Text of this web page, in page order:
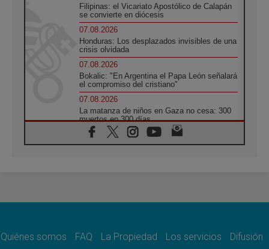
Filipinas: el Vicariato Apostólico de Calapán
se convierte en diócesis
07.08.2026
Honduras: Los desplazados invisibles de una
crisis olvidada
07.08.2026
Bokalic: "En Argentina el Papa León señalará
el compromiso del cristiano"
07.08.2026
La matanza de niños en Gaza no cesa: 300
muertos en 300 días
07.08.2026
Tagle: La guerra desfigura el mundo, solo la
como misión al servicio del Evangelio
Quiénes somos FAQ La Propiedad Los servicios Difusión